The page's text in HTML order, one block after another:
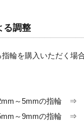
る調整
指輪を購入いただく場
～5mmの指輪 ⇒
～9mmの指輪 ⇒